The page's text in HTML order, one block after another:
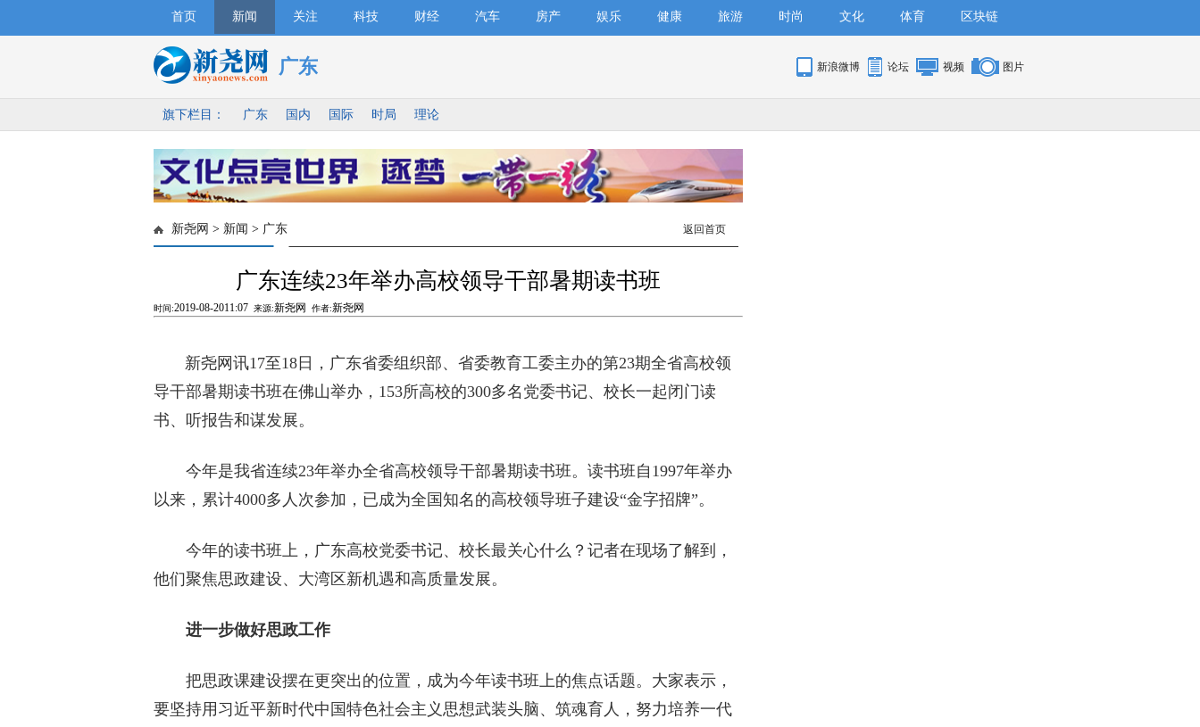
首页 新闻 关注 科技 财经 汽车 房产 娱乐 健康 旅游 时尚 文化 体育 区块链
广东 新浪微博 论坛 视频 图片
旗下栏目： 广东 国内 国际 时局 理论
新尧网 > 新闻 > 广东 返回首页
广东连续23年举办高校领导干部暑期读书班
时间:2019-08-2011:07 来源:新尧网 作者:新尧网
新尧网讯17至18日，广东省委组织部、省委教育工委主办的第23期全省高校领
导干部暑期读书班在佛山举办，153所高校的300多名党委书记、校长一起闭门读
书、听报告和谋发展。
今年是我省连续23年举办全省高校领导干部暑期读书班。读书班自1997年举办
以来，累计4000多人次参加，已成为全国知名的高校领导班子建设“金字招牌”。
今年的读书班上，广东高校党委书记、校长最关心什么？记者在现场了解到，
他们聚焦思政建设、大湾区新机遇和高质量发展。
进一步做好思政工作
把思政课建设摆在更突出的位置，成为今年读书班上的焦点话题。大家表示，
要坚持用习近平新时代中国特色社会主义思想武装头脑、筑魂育人，努力培养一代